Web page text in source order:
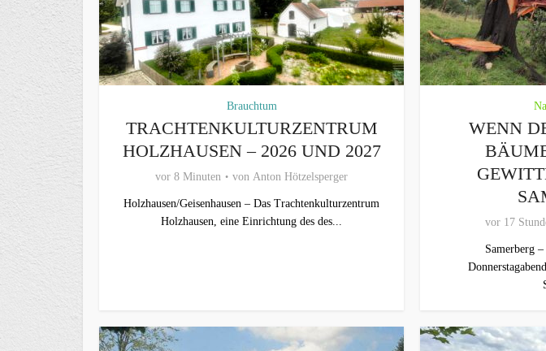
Brauchtum
TRACHTENKULTURZENTRUM
HOLZHAUSEN – 2026 UND 2027
vor 8 Minuten von Anton Hötzelsperger
Holzhausen/Geisenhausen – Das Trachtenkulturzentrum
Holzhausen, eine Einrichtung des des...
WENN
BÄUME
vor 17
Samerberg